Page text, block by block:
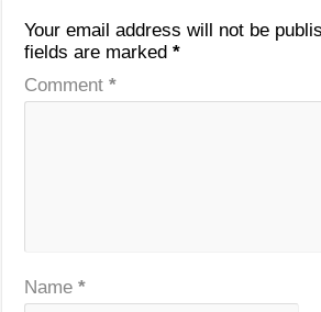
Your email address will not be
fields are marked*
Comment*
Name*